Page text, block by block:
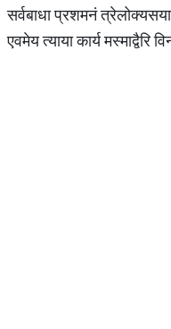
सर्वबाधा प्रशमनं
एवमेय त्याया कार्य मस्माद्वैरि